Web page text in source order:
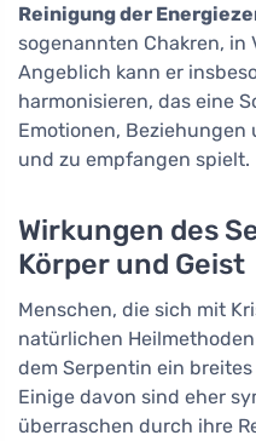
Reinigung der
sogenannten Chakren, in
Angeblich kann er
harmonisieren, das eine
Emotionen, Beziehungen
und zu empfangen spielt.
Wirkungen des
Körper und Geist
Menschen, die sich mit
natürlichen
dem Serpentin ein
Einige davon sind eher
überraschen durch ihre